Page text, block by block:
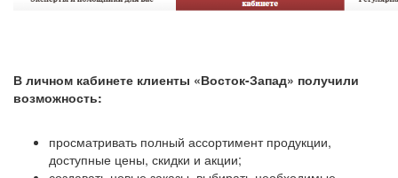
В личном кабинете клиенты «Восток-Запад» получили
возможность:
просматривать полный ассортимент продукции,
доступные цены, скидки и акции;